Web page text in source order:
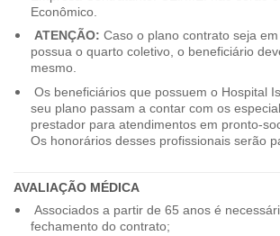
Econômico.
ATENÇÃO: Caso o plano contrato seja
possua o quarto coletivo, o beneficiário
mesmo.
Os beneficiários que possuem o Hospital
seu plano passam a contar com os
prestador para atendimentos em pronto-
Os honorários desses profissionais serão
AVALIAÇÃO MÉDICA
Associados a partir de 65 anos é
fechamento do contrato;